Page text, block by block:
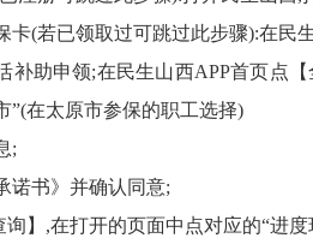
卡(若已领取过可跳过此步骤):在民
补助申领;在民生山西APP首页点
”(在太原市参保的职工选择)
;
诺书》并确认同意;
询】,在打开的页面中点对应的“进